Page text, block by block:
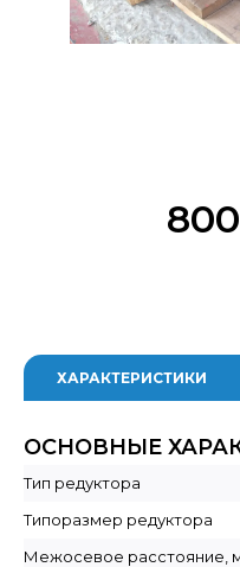
ХАРАКТЕРИСТИКИ
ОСНОВНЫЕ
Тип редуктора
Типоразмер редуктора
Межосевое расстояние,